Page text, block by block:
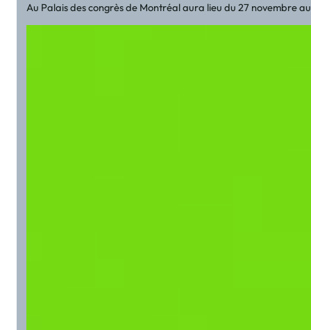
Au Palais des congrès de Montréal aura lieu du 27 novembre